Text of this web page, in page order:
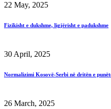
22 May, 2025
Fizikisht e dukshme, ligjërisht e padukshme
30 April, 2025
Normalizimi Kosovë-Serbi në dritën e
26 March, 2025